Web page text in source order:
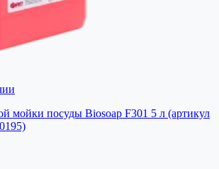
мойки посуды Biosoap F301 5 л (артикул